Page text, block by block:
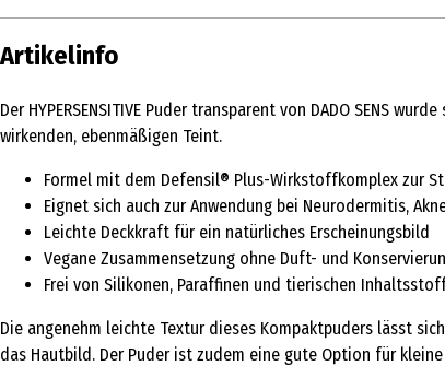
Artikelinfo
Der HYPERSENSITIVE Puder transparent von DADO SENS
wirkenden, ebenmäßigen Teint.
Formel mit dem Defensil® Plus-Wirkstoffkomplex zur
Eignet sich auch zur Anwendung bei Neurodermitis,
Leichte Deckkraft für ein natürliches Erscheinungsbild
Vegane Zusammensetzung ohne Duft- und
Frei von Silikonen, Paraffinen und tierischen
Die angenehm leichte Textur dieses Kompaktpuders lässt
das Hautbild. Der Puder ist zudem eine gute Option für